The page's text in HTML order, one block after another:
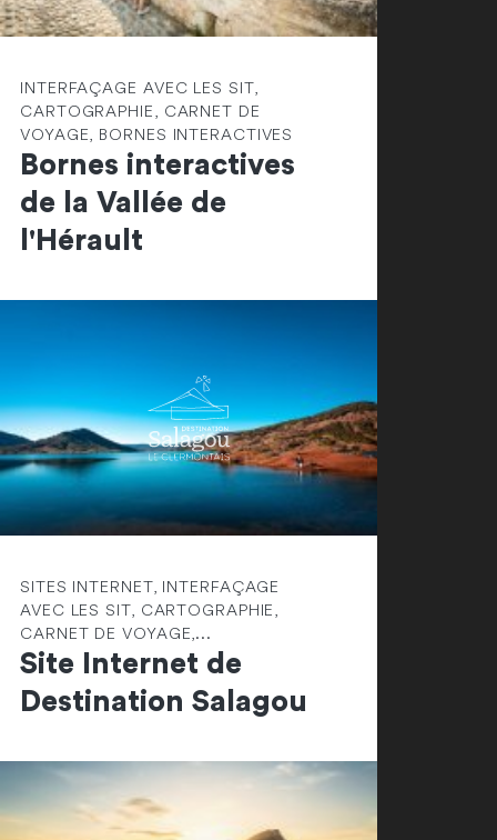
INTERFAÇAGE AVEC LES SIT,
CARTOGRAPHIE, CARNET DE
VOYAGE, BORNES INTERACTIVES
Bornes interactives
de la Vallée de
l'Hérault
SITES INTERNET, INTERFAÇAGE
AVEC LES SIT, CARTOGRAPHIE,
CARNET DE VOYAGE,...
Site Internet de
Destination Salagou